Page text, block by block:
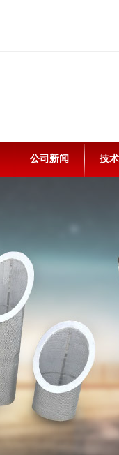
公司新闻 技